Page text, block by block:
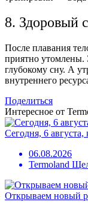
8. Здоровый
После плавания
приятно утомлены.
глубокому сну. А
внутреннего
Поделиться
Интересное от
Сегодня, 6
06.08.2026
Termoland
Открываем новый